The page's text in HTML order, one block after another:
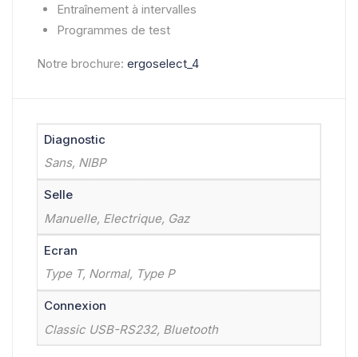
Entraînement à intervalles
Programmes de test
Notre brochure: ergoselect_4
Diagnostic
Sans, NIBP
Selle
Manuelle, Electrique, Gaz
Ecran
Type T, Normal, Type P
Connexion
Classic USB-RS232, Bluetooth